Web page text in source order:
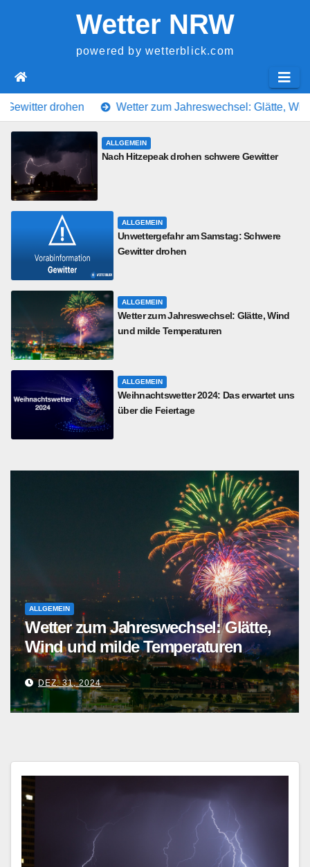
Wetter NRW
powered by wetterblick.com
Wetter zum Jahreswechsel: Glätte, Wind und milde
ALLGEMEIN
Nach Hitzepeak drohen schwere Gewitter
ALLGEMEIN
Unwettergefahr am Samstag: Schwere
Gewitter drohen
ALLGEMEIN
Wetter zum Jahreswechsel: Glätte, Wind
und milde Temperaturen
ALLGEMEIN
Weihnachtswetter 2024: Das erwartet uns
über die Feiertage
ALLGEMEIN
Weihnachtswetter 2024: Das
erwartet uns über die Feiertage
DEZ. 22, 2024